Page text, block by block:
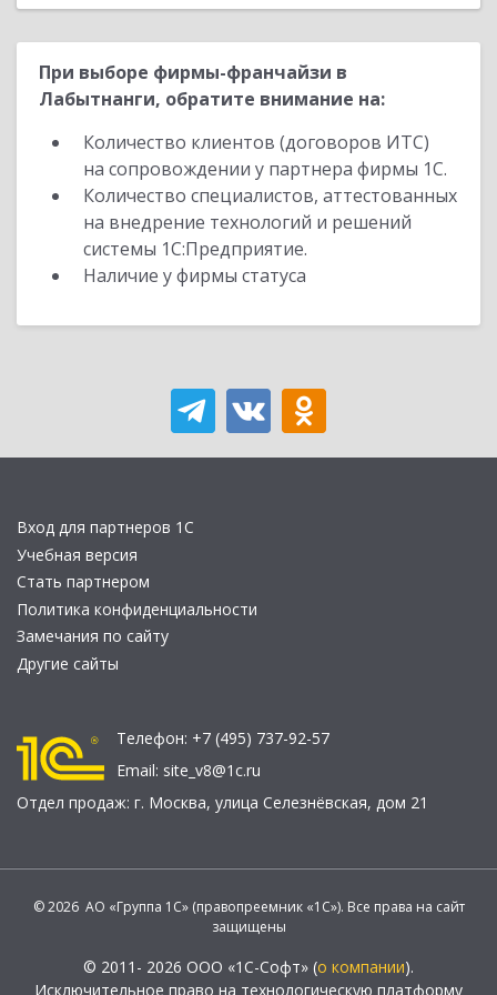
При выборе фирмы-франчайзи в
Лабытнанги, обратите внимание на:
Количество клиентов (договоров ИТС)
на сопровождении у партнера фирмы 1С.
Количество специалистов, аттестованных
на внедрение технологий и решений
системы 1С:Предприятие.
Наличие у фирмы статуса
Вход для партнеров 1С
Учебная версия
Стать партнером
Политика конфиденциальности
Замечания по сайту
Другие сайты
Телефон: +7 (495) 737-92-57
Email: site_v8@1c.ru
Отдел продаж: г. Москва, улица Селезнёвская, дом 21
© 2026 АО «Группа 1С» (правопреемник «1С»). Все права на сайт
защищены
© 2011- 2026 ООО «1С-Софт» (о компании).
Исключительное право на технологическую платформу